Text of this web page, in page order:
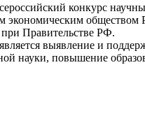
конкурс
обществом
Правительстве РФ.
выявление и
науки, повышение